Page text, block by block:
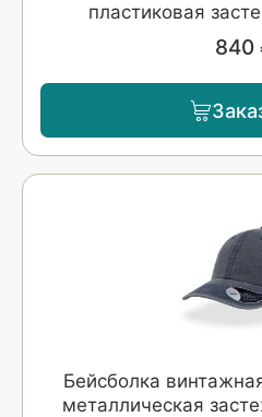
пластиковая
840
Бейсболка
металлическая